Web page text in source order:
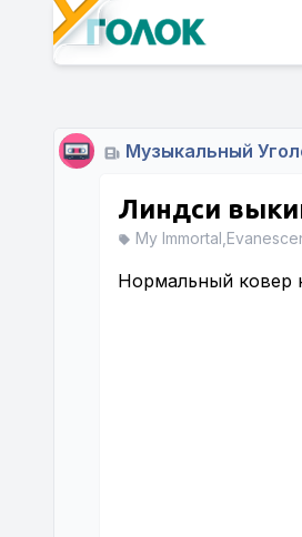
Музыкальный
Линдси
My
Нормальный ковер